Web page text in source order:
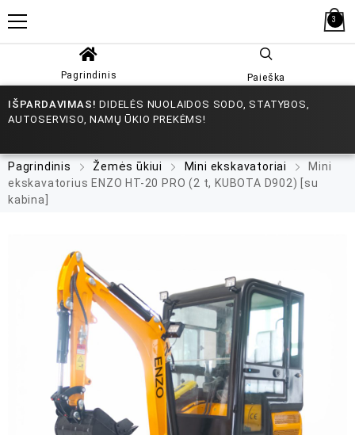
3
Pagrindinis Paieška
IŠPARDAVIMAS! DIDELĖS NUOLAIDOS SODO, STATYBOS,
AUTOSERVISO, NAMŲ ŪKIO PREKĖMS!
Pagrindinis Žemės ūkiui Mini ekskavatoriai
Mini
ekskavatorius ENZO HT-20 PRO (2 t, KUBOTA D902) [su
kabina]